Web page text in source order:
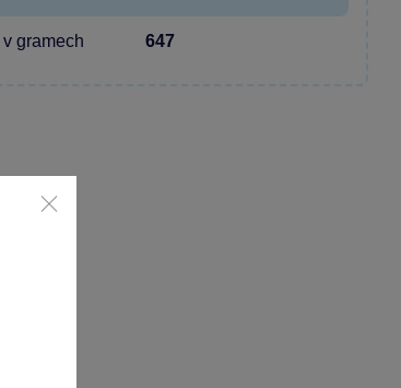
gramech 647